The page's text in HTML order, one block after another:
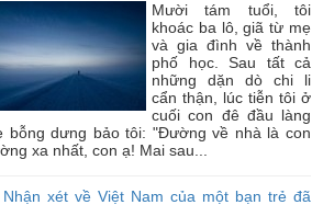
Mười tám tuổi, tôi
khoác ba lô, giã từ mẹ
và gia đình về thành
phố học. Sau tất cả
những dặn dò chi li
cẩn thận, lúc tiễn tôi ở
cuối con đê đầu làng
bỗng dưng bảo tôi: "Đường về nhà là con
xa nhất, con ạ! Mai sau...
Nhận xét về Việt Nam của một bạn trẻ đã